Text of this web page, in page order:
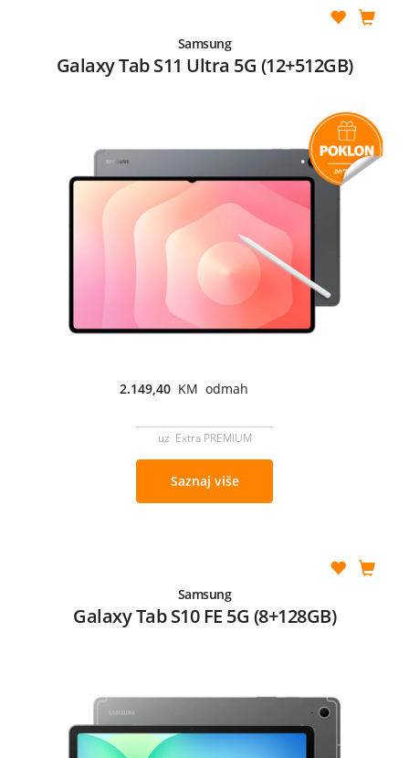
Samsung
Galaxy Tab S11 Ultra 5G (12+512GB)
2.149,40 KM odmah
uz Extra PREMIUM
Saznaj više
Samsung
Galaxy Tab S10 FE 5G (8+128GB)